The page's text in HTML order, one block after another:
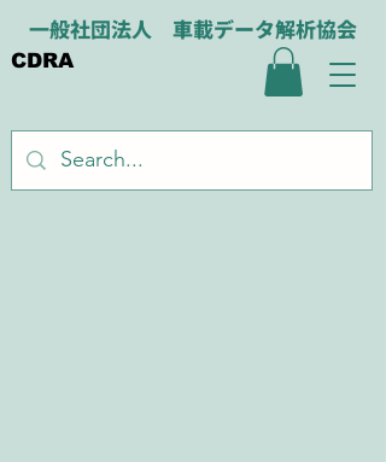
一般社団法人 車載データ解析協会
CDRA